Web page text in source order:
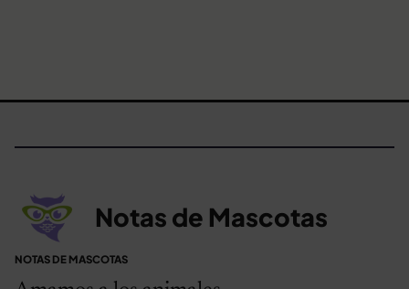
Notas de Mascotas
NOTAS DE MASCOTAS